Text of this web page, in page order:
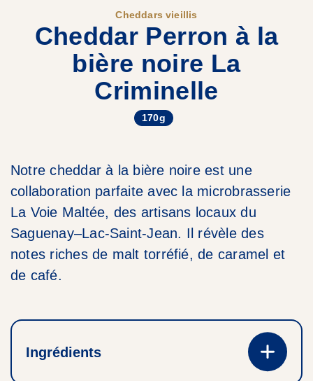
Cheddars vieillis
Cheddar Perron à la
bière noire La
Criminelle
170g
Notre cheddar à la bière noire est une
collaboration parfaite avec la microbrasserie
La Voie Maltée, des artisans locaux du
Saguenay–Lac-Saint-Jean. Il révèle des
notes riches de malt torréfié, de caramel et
de café.
Ingrédients